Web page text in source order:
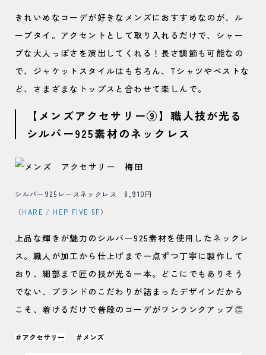
きれいめなコーデが好きなメンズにおすすめなのが、ル
ープタイ。アクセントとして取り入れるだけで、シャー
プな大人っぽさを演出してくれる！長さ調節も可能なの
で、ジャケットスタイルはもちろん、Tシャツやベストな
ど、さまざまなトップスと合わせて楽しんで。
【メンズアクセサリー⑨】職人技が光る
シルバー925素材のネックレス
シルバー925レースネックレス 8,910円
（HARE / HEP FIVE 5F）
上品な輝きが魅力のシルバー925素材を使用したネックレ
ス。職人が加工から仕上げまで一点ずつ丁寧に製作して
おり、細部まで匠の技が光る一本。どこにでもありそう
でない、ブランドのこだわりが詰まったデザインだから
こそ、着けるだけで普段のコーデがワンランクアップ👏
＃アクセサリー ＃メンズ